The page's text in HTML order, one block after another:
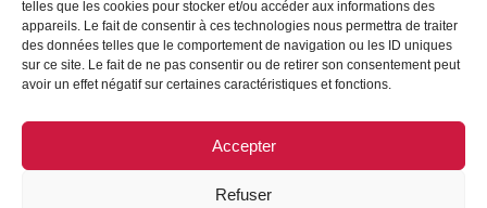
telles que les cookies pour stocker et/ou accéder aux informations des
appareils. Le fait de consentir à ces technologies nous permettra de traiter
des données telles que le comportement de navigation ou les ID uniques
sur ce site. Le fait de ne pas consentir ou de retirer son consentement peut
avoir un effet négatif sur certaines caractéristiques et fonctions.
Accepter
Refuser

NOUS CONTACTER
LM-DIFFUSION
Bp 9019
98716 Pirae
Tel : (+689) 40 42 87 86